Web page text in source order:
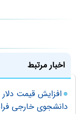
اخبار مرتبط
افزایش قیمت
دانشجوی خارجی